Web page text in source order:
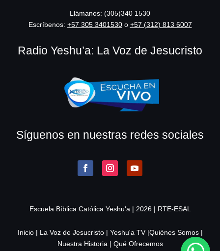
Llámanos: (305)340 1530
Escríbenos: ‪+57 305 3401530‬o +57 (312) 813 6007
Radio Yeshu’a: La Voz de Jesucristo
Síguenos en nuestras redes sociales
Escuela Bíblica Católica Yeshu'a | 2026 | RTE-ESAL
Inicio| La Voz de Jesucristo| Yeshu'a TV|Quiénes Somos|
Nuestra Historia | Qué Ofrecemos